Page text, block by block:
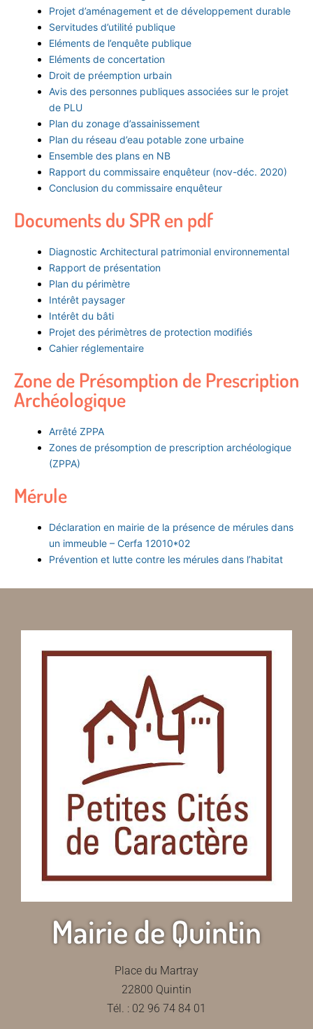
Projet d’aménagement et de développement durable
Servitudes d’utilité publique
Eléments de l’enquête publique
Eléments de concertation
Droit de préemption urbain
Avis des personnes publiques associées sur le projet
de PLU
Plan du zonage d’assainissement
Plan du réseau d’eau potable zone urbaine
Ensemble des plans en NB
Rapport du commissaire enquêteur (nov-déc. 2020)
Conclusion du commissaire enquêteur
Documents du SPR en pdf
Diagnostic Architectural patrimonial environnemental
Rapport de présentation
Plan du périmètre
Intérêt paysager
Intérêt du bâti
Projet des périmètres de protection modifiés
Cahier réglementaire
Zone de Présomption de Prescription
Archéologique
Arrêté ZPPA
Zones de présomption de prescription archéologique
(ZPPA)
Mérule
Déclaration en mairie de la présence de mérules dans
un immeuble – Cerfa 12010*02
Prévention et lutte contre les mérules dans l’habitat
Mairie de Quintin
Place du Martray
22800 Quintin
Tél. : 02 96 74 84 01